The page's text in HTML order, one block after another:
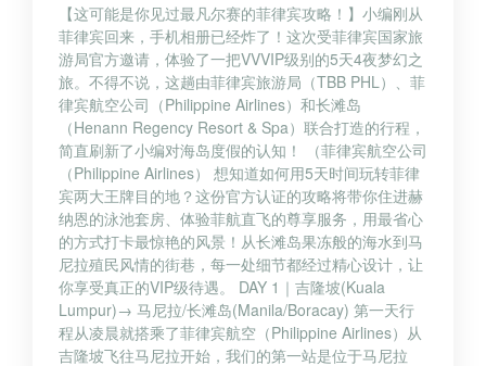
【这可能是你见过最凡尔赛的菲律宾攻略！】小编刚从
菲律宾回来，手机相册已经炸了！这次受菲律宾国家旅
游局官方邀请，体验了一把VVVIP级别的5天4夜梦幻之
旅。不得不说，这趟由菲律宾旅游局（TBB PHL）、菲
律宾航空公司（Philippine Airlines）和长滩岛
（Henann Regency Resort & Spa）联合打造的行程，
简直刷新了小编对海岛度假的认知！ （菲律宾航空公司
（Philippine Airlines） 想知道如何用5天时间玩转菲律
宾两大王牌目的地？这份官方认证的攻略将带你住进赫
纳恩的泳池套房、体验菲航直飞的尊享服务，用最省心
的方式打卡最惊艳的风景！从长滩岛果冻般的海水到马
尼拉殖民风情的街巷，每一处细节都经过精心设计，让
你享受真正的VIP级待遇。 DAY 1｜吉隆坡(Kuala
Lumpur)→ 马尼拉/长滩岛(Manila/Boracay) 第一天行
程从凌晨就搭乘了菲律宾航空（Philippine Airlines）从
吉隆坡飞往马尼拉开始，我们的第一站是位于马尼拉